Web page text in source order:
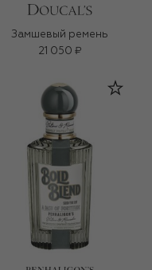
Замшевый ремень
21 050 ₽